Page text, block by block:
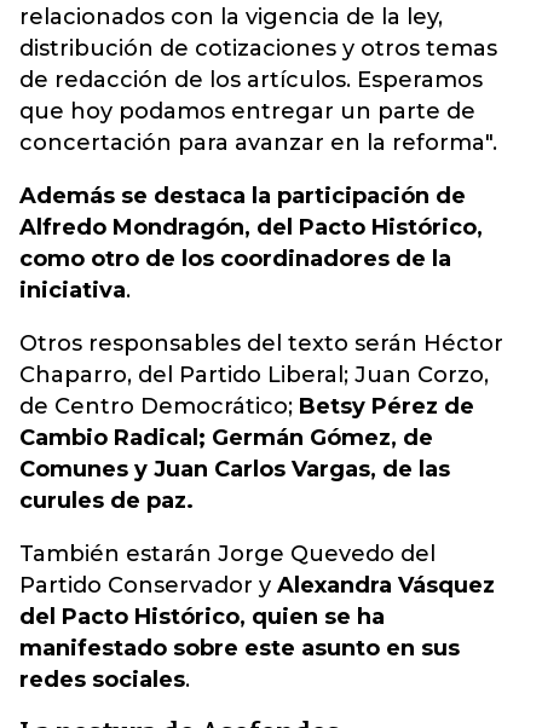
relacionados con la vigencia de la ley,
distribución de cotizaciones y otros temas
de redacción de los artículos. Esperamos
que hoy podamos entregar un parte de
concertación para avanzar en la reforma".
Además se destaca la participación de
Alfredo Mondragón, del Pacto Histórico,
como otro de los coordinadores de la
iniciativa.
Otros responsables del texto serán Héctor
Chaparro, del Partido Liberal; Juan Corzo,
de Centro Democrático; Betsy Pérez de
Cambio Radical; Germán Gómez, de
Comunes y Juan Carlos Vargas, de las
curules de paz.
También estarán Jorge Quevedo del
Partido Conservador y Alexandra Vásquez
del Pacto Histórico, quien se ha
manifestado sobre este asunto en sus
redes sociales.